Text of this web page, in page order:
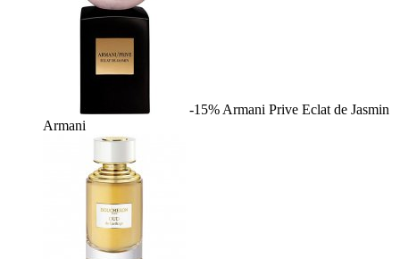
-15% Armani Prive Eclat de Jasmin
Armani